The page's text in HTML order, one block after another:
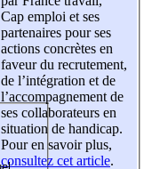
Cap emploi et ses
partenaires pour ses
actions concrètes en
faveur du recrutement,
de l’intégration et de
l’accompagnement de
ses collaborateurs en
situation de handicap.
Pour en savoir plus,
consultez cet article.